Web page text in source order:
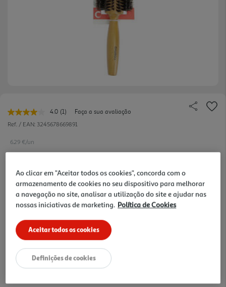
4.0 Leu
uma
página.
(1)
Faça a sua avaliação
Ref. / EAN: 3245678669891
6.29 €/un
6,29 €
Ao clicar em "Aceitar todos os cookies", concorda com o
armazenamento de cookies no seu dispositivo para melhorar
a navegação no site, analisar a utilização do site e ajudar nas
nossas iniciativas de marketing. Política de Cookies
Aceitar todos os cookies
Definições de cookies